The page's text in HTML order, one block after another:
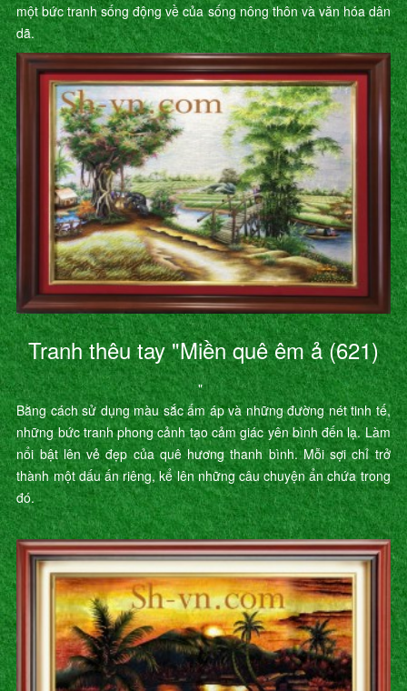
một bức tranh sống động về của sống nông thôn và văn hóa dân
dã.
Tranh thêu tay "Miền quê êm ả (621)
"
Bằng cách sử dụng màu sắc ấm áp và những đường nét tinh tế,
những bức tranh phong cảnh tạo cảm giác yên bình đến lạ. Làm
nổi bật lên vẻ đẹp của quê hương thanh bình. Mỗi sợi chỉ trở
thành một dấu ấn riêng, kể lên những câu chuyện ẩn chứa trong
đó.